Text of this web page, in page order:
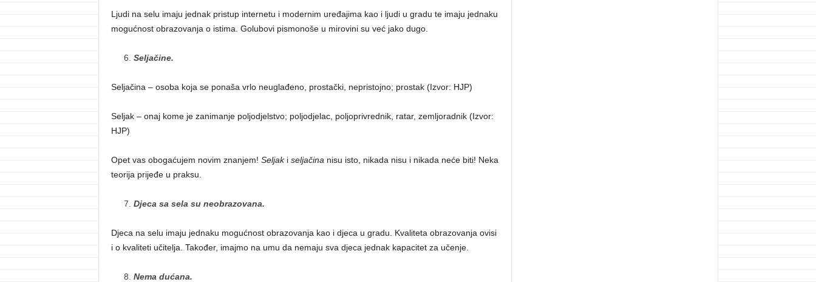
Ljudi na selu imaju jednak pristup internetu i modernim uređajima kao i ljudi u gradu te imaju jednaku
mogućnost obrazovanja o istima. Golubovi pismonoše u mirovini su već jako dugo.
Seljačine.
Seljačina – osoba koja se ponaša vrlo neuglađeno, prostački, nepristojno; prostak (Izvor: HJP)
Seljak – onaj kome je zanimanje poljodjelstvo; poljodjelac, poljoprivrednik, ratar, zemljoradnik (Izvor:
HJP)
Opet vas obogaćujem novim znanjem! Seljaki seljačina nisu isto, nikada nisu i nikada neće biti! Neka
teorija prijeđe u praksu.
Djeca sa sela su neobrazovana.
Djeca na selu imaju jednaku mogućnost obrazovanja kao i djeca u gradu. Kvaliteta obrazovanja ovisi
i o kvaliteti učitelja. Također, imajmo na umu da nemaju sva djeca jednak kapacitet za učenje.
Nema dućana.